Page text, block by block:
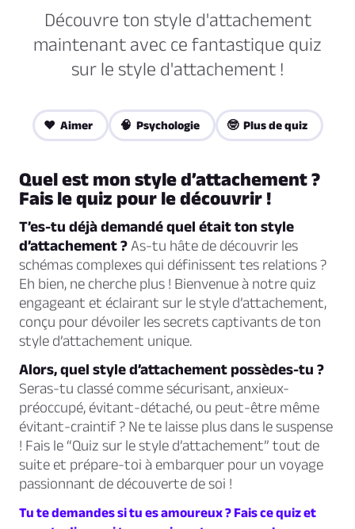
Découvre ton style d'attachement
maintenant avec ce fantastique quiz
sur le style d'attachement !
❤️ Aimer 🧠 Psychologie 🤓 Plus de quiz
Quel est mon style d’attachement ?
Fais le quiz pour le découvrir !
T’es-tu déjà demandé quel était ton style
d’attachement ?As-tu hâte de découvrir les
schémas complexes qui définissent tes relations ?
Eh bien, ne cherche plus ! Bienvenue à notre quiz
engageant et éclairant sur le style d’attachement,
conçu pour dévoiler les secrets captivants de ton
style d’attachement unique.
Alors, quel style d’attachement possèdes-tu ?
Seras-tu classé comme sécurisant, anxieux-
préoccupé, évitant-détaché, ou peut-être même
évitant-craintif ? Ne te laisse plus dans le suspense
! Fais le “Quiz sur le style d’attachement” tout de
suite et prépare-toi à embarquer pour un voyage
passionnant de découverte de soi !
Tu te demandes si tu es amoureux ? Fais ce quiz et